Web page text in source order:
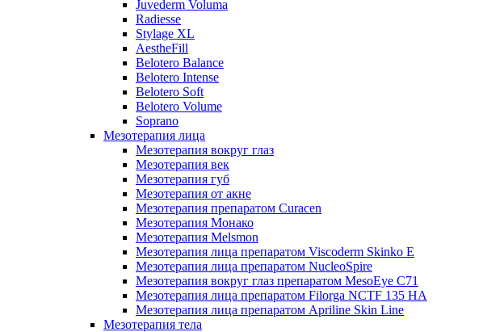
Juvederm Voluma
Radiesse
Stylage XL
AestheFill
Belotero Balance
Belotero Intense
Belotero Soft
Belotero Volume
Soprano
Мезотерапия лица
Мезотерапия вокруг глаз
Мезотерапия век
Мезотерапия губ
Мезотерапия от акне
Мезотерапия препаратом Curacen
Мезотерапия Монако
Мезотерапия Melsmon
Мезотерапия лица препаратом Viscoderm Skinko E
Мезотерапия лица препаратом NucleoSpire
Мезотерапия вокруг глаз препаратом MesoEye С71
Мезотерапия лица препаратом Filorga NCTF 135 HA
Мезотерапия лица препаратом Apriline Skin Line
Мезотерапия тела